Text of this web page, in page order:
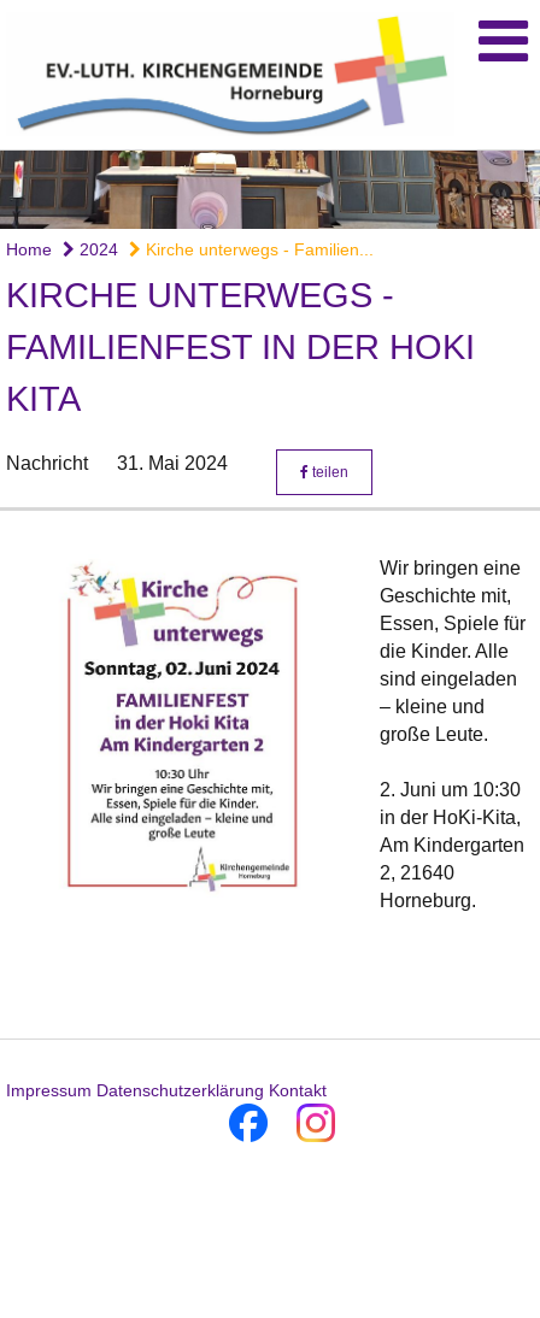
Home 2024 Kirche unterwegs - Familien...
KIRCHE UNTERWEGS -
FAMILIENFEST IN DER HOKI
KITA
Nachricht 31. Mai 2024 teilen
Wir bringen eine
Geschichte mit,
Essen, Spiele für
die Kinder. Alle
sind eingeladen
– kleine und
große Leute.
2. Juni um 10:30
in der HoKi-Kita,
Am Kindergarten
2, 21640
Horneburg.
Impressum Datenschutzerklärung Kontakt